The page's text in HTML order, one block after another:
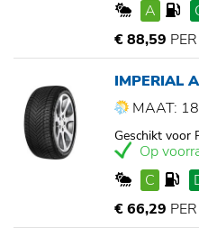
A
€ 88,59
IMPERIAL
MAAT:
Geschikt voor
Op
C
€ 66,29